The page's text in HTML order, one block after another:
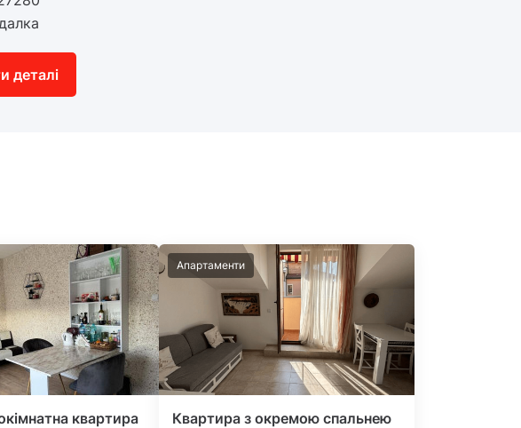
деталі
квартира
Апартаменти
Квартира з окремою спальнею